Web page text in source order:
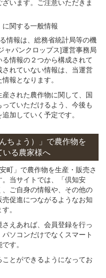
います。ご注意いただきま
に関する一般情報
情報は、総務省統計局等の機
ャパンクロップス]運営事務局
情報の２つから構成されて
れていない情報は、当運営
報となります。
された農作物に関して、国
ていただけるよう、今後も
加していく予定です。
ちょう）」 で農作物を
いる農家様へ
町」で農作物を生産・販売さ
当サイトでは、「倶知安
ご自身の情報や、その他の
売促進につながるようなお知
。
えあれば、会員登録を行っ
ソコンだけでなくスマート
す。
とができるようになってお